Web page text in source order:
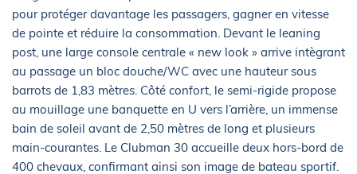
pour protéger davantage les passagers, gagner en vitesse
de pointe et réduire la consommation. Devant le leaning
post, une large console centrale « new look » arrive intègrant
au passage un bloc douche/WC avec une hauteur sous
barrots de 1,83 mètres. Côté confort, le semi-rigide propose
au mouillage une banquette en U vers l’arrière, un immense
bain de soleil avant de 2,50 mètres de long et plusieurs
main-courantes. Le Clubman 30 accueille deux hors-bord de
400 chevaux, confirmant ainsi son image de bateau sportif.